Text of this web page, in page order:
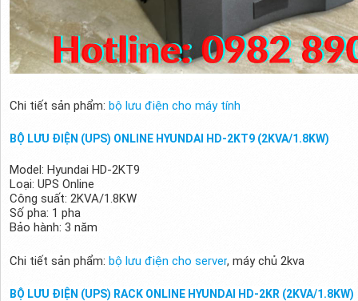
Chi tiết sản phẩm: bộ lưu điện cho máy tính
BỘ LƯU ĐIỆN (UPS) ONLINE HYUNDAI HD-2KT9 (2KVA/1.8KW)
Model: Hyundai HD-2KT9
Loại: UPS Online
Công suất: 2KVA/1.8KW
Số pha: 1 pha
Bảo hành: 3 năm
Chi tiết sản phẩm: bộ lưu điện cho server, máy chủ 2kva
BỘ LƯU ĐIỆN (UPS) RACK ONLINE HYUNDAI HD-2KR (2KVA/1.8KW)